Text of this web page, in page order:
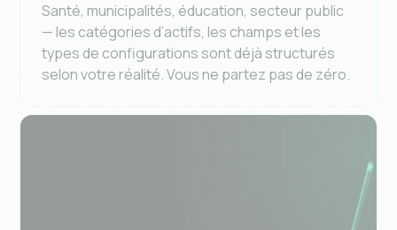
Santé, municipalités, éducation, secteur public
— les catégories d’actifs, les champs et les
types de configurations sont déjà structurés
selon votre réalité. Vous ne partez pas de zéro.